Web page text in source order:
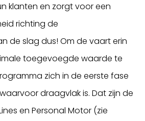
klanten en zorgt voor een
richting de
de slag dus! Om de vaart erin
toegevoegde waarde te
zich in de eerste fase
draagvlak is. Dat zijn de
en Personal Motor (zie